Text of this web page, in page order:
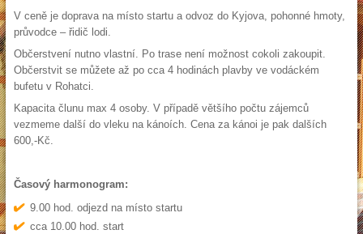
V ceně je doprava na místo startu a odvoz do Kyjova, pohonné hmoty,
průvodce – řidič lodi.
Občerstvení nutno vlastní. Po trase není možnost cokoli zakoupit.
Občerstvit se můžete až po cca 4 hodinách plavby ve vodáckém
bufetu v Rohatci.
Kapacita člunu max 4 osoby. V případě většího počtu zájemců
vezmeme další do vleku na kánoích. Cena za kánoi je pak dalších
600,-Kč.
Časový harmonogram:
9.00 hod. odjezd na místo startu
cca 10.00 hod. start